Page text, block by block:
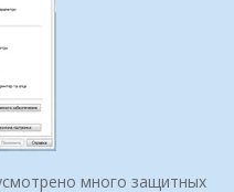
много защитных